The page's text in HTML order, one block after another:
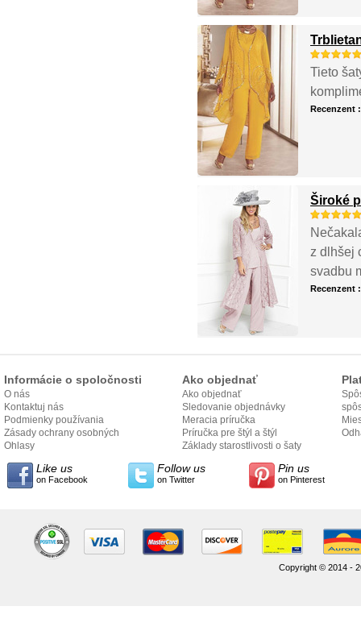
Tieto
Recenzent
Široké
z dlhšej
svadbu
Recenzent
Informácie o spoločnosti
O nás
Kontaktuj nás
Podmienky používania
Zásady ochrany osobných
údajov
Ohlasy
Ako objednať
Ako objednať
Sledovanie objednávky
Meracia príručka
Príručka pre štýl a štýl
Základy starostlivosti o šaty
Like us
on Facebook
Follow us
on Twitter
Pin us
on Pinterest
Copyright © 2014 -